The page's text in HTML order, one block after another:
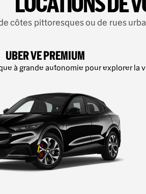
de côtes pittoresques ou de rues
UBER VE PREMIUM
à grande autonomie pour explorer la